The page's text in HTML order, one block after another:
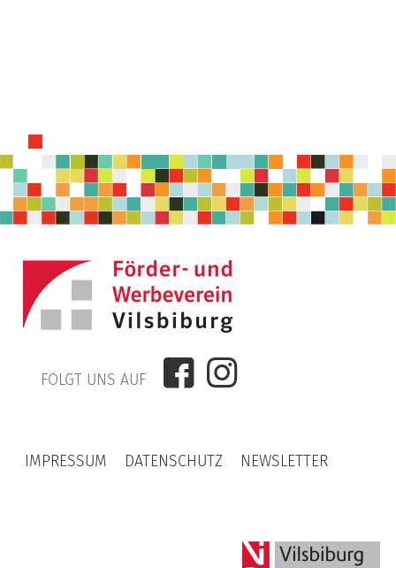
FOLGT UNS AUF  
IMPRESSUM DATENSCHUTZ NEWSLETTER